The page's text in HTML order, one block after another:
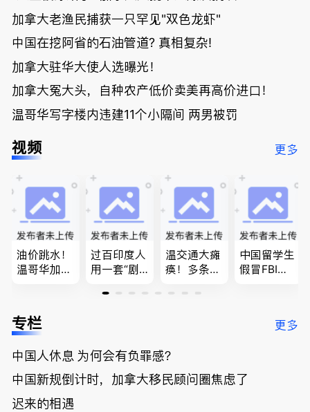
加拿大老渔民捕获一只罕见"双色龙虾"
中国在挖阿省的石油管道? 真相复杂!
加拿大驻华大使人选曝光！
加拿大冤大头，自种农产低价卖美再高价进口！
温哥华写字楼内违建11个小隔间 两男被罚
视频 更多
油价跳水！
温哥华加油
低；免费狂
送50万磅蔬
温“丑陋土
豆日”冲击
吉尼斯纪
录；惨！留
过百印度人
用一套“剧
官：太假
欠款多出$1
9万；突
发！无辜男
温交通大瘫
痪！多条主
底；做顿饭
单；房市崩
盘前兆？加
国租赁市场
中国留学生
假冒FBI上
夫妻住进殡
专栏 更多
中国人休息 为何会有负罪感？
中国新规倒计时，加拿大移民顾问圈焦虑了
迟来的相遇